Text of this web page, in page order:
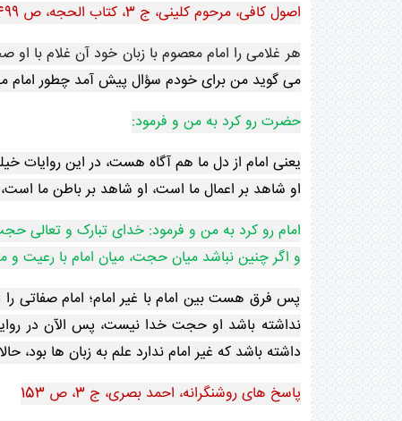
اصول کافی، مرحوم کلینی، ج 3، کتاب الحجه، ص 499، ح 11
هر غلامی را امام معصوم با زبان خود آن غلام با
می گوید من برای خودم سؤال پیش آمد چطور امام می
حضرت رو کرد به من و فرمود:
یعنی امام از دل ما هم آگاه هست، در این روایات
او شاهد بر اعمال ما است، او شاهد بر باطن ما
امام رو کرد به من و فرمود: خدای تبارک و تعالی
و اگر چنین نباشد میان حجت، میان امام با رعیت
پس فرق هست بین امام با غیر امام؛ امام صفاتی
نداشته باشد او حجت خدا نیست، پس الآن در
داشته باشد که غیر امام ندارد علم به زبان ها بود،
پاسخ های روشنگرانه، احمد بصری، ج 3، ص 153